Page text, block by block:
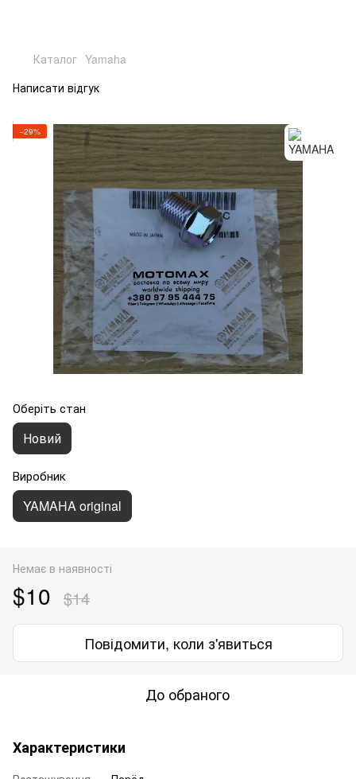
Каталог Yamaha
Написати відгук
−29%
Оберіть стан
Новий
Виробник
YAMAHA original
Немає в наявності
$10 $14
Повідомити, коли з'явиться
До обраного
Характеристики